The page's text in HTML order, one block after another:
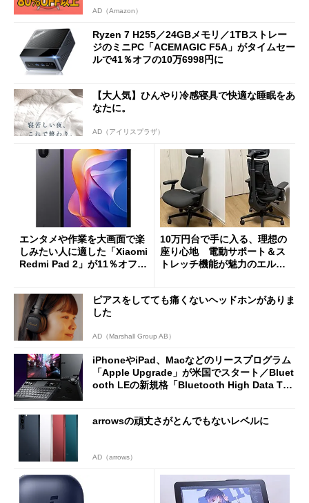
AD（Amazon）
Ryzen 7 H255／24GBメモリ／1TBストレー
ジのミニPC「ACEMAGIC F5A」がタイムセー
ルで41％オフの10万6998円に
【大人気】ひんやり冷感寝具で快適な睡眠をあ
なたに。
AD（アイリスプラザ）
エンタメや作業を大画面で楽
しみたい人に適した「Xiaomi
Redmi Pad 2」が11％オフの
10万円台で手に入る、理想の
座り心地 電動サポート＆ス
トレッチ機能が魅力のエルゴ
ピアスをしてても痛くないヘッドホンがありま
した
AD（Marshall Group AB）
iPhoneやiPad、Macなどのリースプログラム
「Apple Upgrade」が米国でスタート／Bluet
ooth LEの新規格「Bluetooth High Data Thr
arrowsの頑丈さがとんでもないレベルに
AD（arrows）